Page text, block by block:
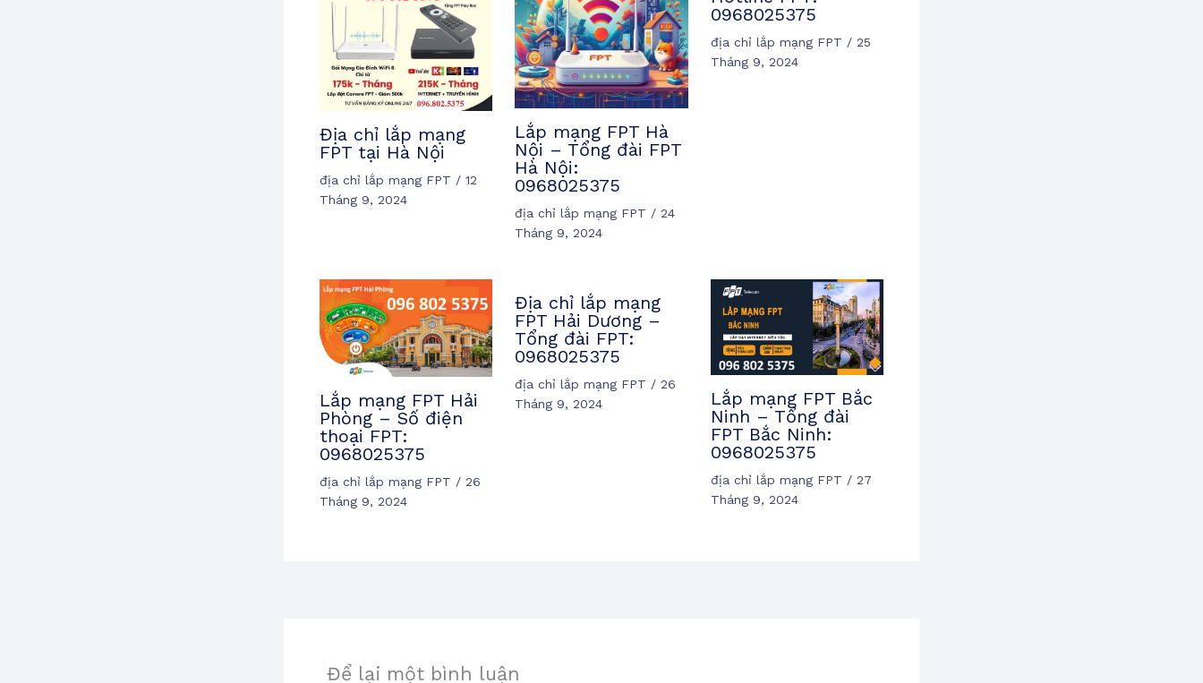
Địa chỉ lắp mạng
FPT tại Hà Nội
địa chỉ lắp mạng FPT / 12
Tháng 9, 2024
Lắp mạng FPT Hà
Nội – Tổng đài FPT
Hà Nội:
0968025375
địa chỉ lắp mạng FPT /24
Tháng 9, 2024
0968025375
địa chỉ lắp mạng FPT / 25
Tháng 9, 2024
Lắp mạng FPT Hải
Phòng – Số điện
thoại FPT:
0968025375
địa chỉ lắp mạng FPT / 26
Tháng 9, 2024
Địa chỉ lắp mạng
FPT Hải Dương –
Tổng đài FPT:
0968025375
địa chỉ lắp mạng FPT /26
Tháng 9, 2024
Lắp mạng FPT Bắc
Ninh – Tổng đài
FPT Bắc Ninh:
0968025375
địa chỉ lắp mạng FPT / 27
Tháng 9, 2024
Để lại một bình luận